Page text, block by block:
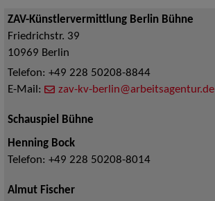
ZAV-Künstlervermittlung Berlin Bühne
Friedrichstr. 39
10969 Berlin
Telefon: +49 228 50208-8844
E-Mail:
zav-kv-berlin@arbeitsagentur.de
Schauspiel Bühne
Henning Bock
Telefon: +49 228 50208-8014
Almut Fischer